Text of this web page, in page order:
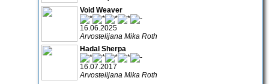
Void Weaver
16.06.2025
Arvostelijana Mika Roth
Hadal Sherpa
16.07.2017
Arvostelijana Mika Roth